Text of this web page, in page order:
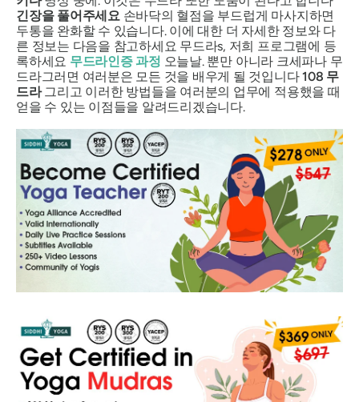
긴장을 풀어주세요손바닥의 혈점을 부드럽게 마사지하면
두통을 완화할 수 있습니다. 이에 대한 더 자세한 정보와 다
른 정보는 다음을 참고하세요 무드라s, 저희 프로그램에 등
록하세요 무드라인증 과정 오늘날. 뿐만 아니라 크세파나 무
드라그러면 여러분은 모든 것을 배우게 될 것입니다108 무
드라그리고 이러한 방법들을 여러분의 업무에 적용했을 때
얻을 수 있는 이점들을 알려드리겠습니다.